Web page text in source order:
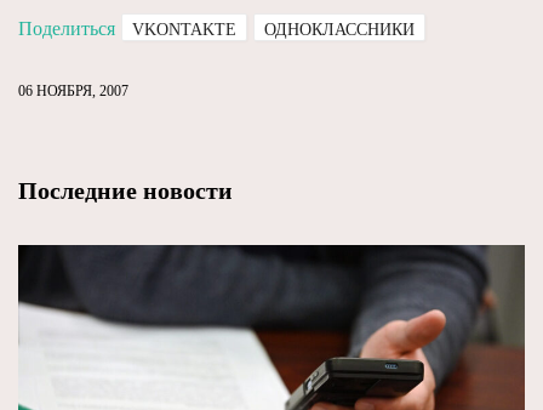
Поделиться VKONTAKTE ОДНОКЛАССНИКИ
06 НОЯБРЯ, 2007
Последние новости